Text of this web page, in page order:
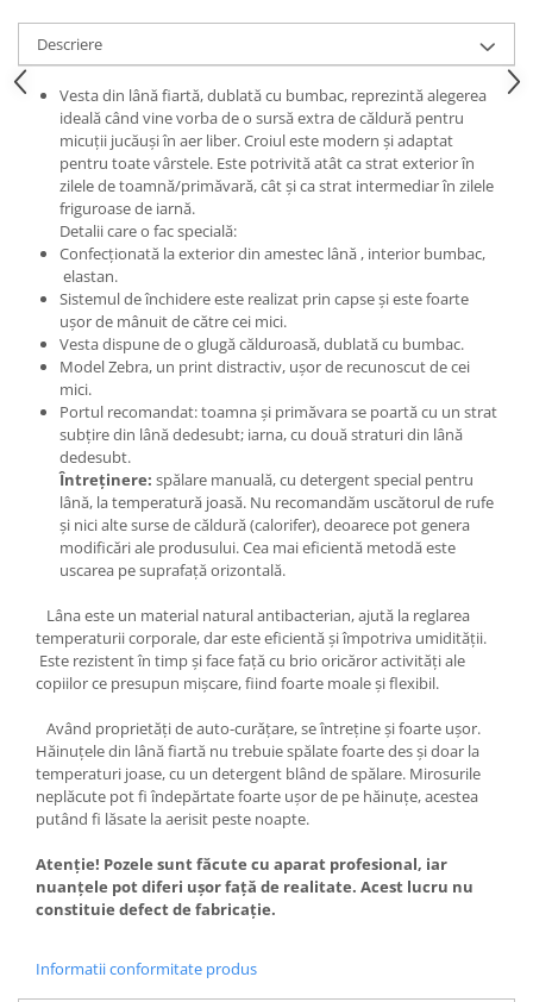
Descriere
Vesta din lână fiartă, dublată cu bumbac, reprezintă alegerea
ideală când vine vorba de o sursă extra de căldură pentru
micuții jucăuși în aer liber. Croiul este modern și adaptat
pentru toate vârstele. Este potrivită atât ca strat exterior în
zilele de toamnă/primăvară, cât și ca strat intermediar în zilele
friguroase de iarnă.
Detalii care o fac specială:
Confecționată la exterior din amestec lână , interior bumbac,
elastan.
Sistemul de închidere este realizat prin capse și este foarte
ușor de mânuit de către cei mici.
Vesta dispune de o glugă călduroasă, dublată cu bumbac.
Model Zebra, un print distractiv, ușor de recunoscut de cei
mici.
Portul recomandat: toamna și primăvara se poartă cu un strat
subțire din lână dedesubt; iarna, cu două straturi din lână
dedesubt.
Întreținere: spălare manuală, cu detergent special pentru
lână, la temperatură joasă. Nu recomandăm uscătorul de rufe
și nici alte surse de căldură (calorifer), deoarece pot genera
modificări ale produsului. Cea mai eficientă metodă este
uscarea pe suprafață orizontală.
Lâna este un material natural antibacterian, ajută la reglarea
temperaturii corporale, dar este eficientă și împotriva umidității.
Este rezistent în timp și face față cu brio oricăror activități ale
copiilor ce presupun mișcare, fiind foarte moale și flexibil.
Având proprietăți de auto-curățare, se întreține și foarte ușor.
Hăinuțele din lână fiartă nu trebuie spălate foarte des și doar la
temperaturi joase, cu un detergent blând de spălare. Mirosurile
neplăcute pot fi îndepărtate foarte ușor de pe hăinuțe, acestea
putând fi lăsate la aerisit peste noapte.
Atenție! Pozele sunt făcute cu aparat profesional, iar
nuanțele pot diferi ușor față de realitate. Acest lucru nu
constituie defect de fabricație.
Informatii conformitate produs